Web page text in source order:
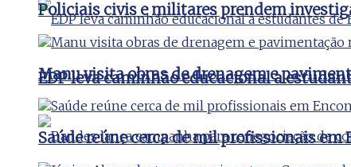
EDP leva caminhão educacional a
Policiais civis e militares prendem
Manu visita obras de drenagem e
Saúde reúne cerca de mil profissionais